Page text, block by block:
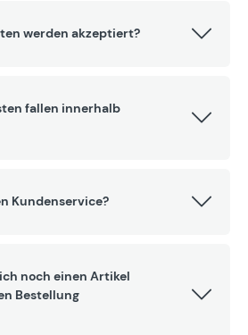
werden akzeptiert?
fallen innerhalb
Kundenservice?
noch einen Artikel
Bestellung